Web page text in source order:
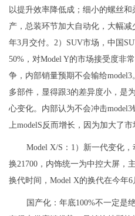
以提升效率降低成；细小的螺丝
产，总装环节加大自动化，大幅
年3月交付。2）SUV市场，中国
50%，对Model Y的市场接受度非
争，内部销量预期不会输给
多部件，显得跟3的差异度小，是
心变化。内部认为不会冲击
上modelS反而增长，因为加大了市
Model X/S：1）新一代变化
换21700，内饰统一为中控大屏，
换代时间，Model X的换代在今年6
国产化：年底100%不一定是